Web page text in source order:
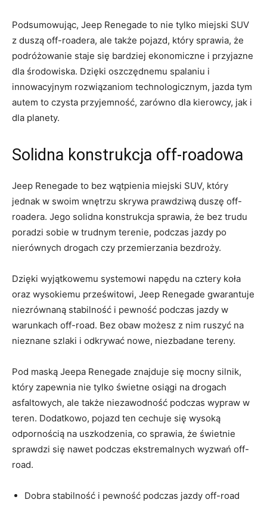
Podsumowując, Jeep Renegade to nie⁣ tylko⁢ miejski SUV
z duszą off-roadera, ale także pojazd, który sprawia,⁤ że
podróżowanie staje się bardziej ekonomiczne i przyjazne
dla środowiska. Dzięki oszczędnemu spalaniu i⁤
innowacyjnym rozwiązaniom technologicznym, jazda tym
autem⁣ to‌ czysta przyjemność, zarówno⁢ dla kierowcy, jak i
dla planety.
Solidna ⁢konstrukcja off-roadowa
Jeep ⁤Renegade to bez wątpienia miejski SUV, który ​
jednak w swoim wnętrzu skrywa prawdziwą duszę‌ off-
roadera. Jego solidna konstrukcja sprawia, ⁤że bez trudu
poradzi sobie w ⁣trudnym terenie, podczas ⁣jazdy ⁢po
nierównych drogach ​czy przemierzania bezdroży.
Dzięki wyjątkowemu systemowi napędu⁣ na ​cztery koła
oraz wysokiemu prześwitowi, Jeep Renegade ‌gwarantuje
niezrównaną stabilność⁤ i pewność​ podczas ⁤jazdy⁤ w
warunkach off-road. Bez obaw możesz z ⁤nim ruszyć ⁤na
nieznane szlaki i​ odkrywać nowe, niezbadane tereny.
Pod maską Jeepa​ Renegade znajduje się mocny silnik,
który zapewnia ⁢nie tylko świetne osiągi na⁤ drogach
asfaltowych, ale także niezawodność podczas ‌wypraw w
teren. Dodatkowo, pojazd ten ​cechuje‍ się wysoką​
odpornością⁢ na uszkodzenia, co sprawia, ‌że świetnie
sprawdzi się nawet⁣ podczas ekstremalnych wyzwań off-
road.
Dobra stabilność i pewność podczas jazdy‌ off-road